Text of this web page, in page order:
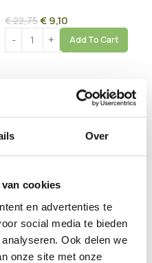
Over
cookies
en advertenties te
social media te bieden
Ook delen we
onze site met onze
€22,75€9,10
Add To Cart